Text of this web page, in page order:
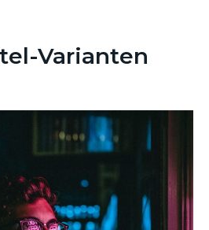
Varianten